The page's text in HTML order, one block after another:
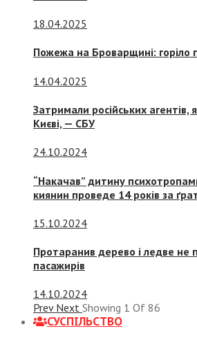
18.04.2025
Пожежа на Броварщині: горіло
14.04.2025
Затримали російських агентів,
Києві, — СБУ
24.10.2024
“Накачав” дитину
киянин проведе 14 років за
15.10.2024
Протаранив дерево і ледве не
пасажирів
14.10.2024
Prev Next Showing 1 Of 86
СУСПIЛЬСТВО